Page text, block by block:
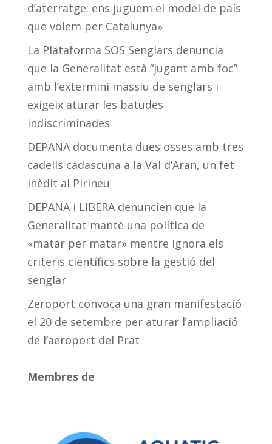
d’aterratge; ens juguem el model de país
que volem per Catalunya»
La Plataforma SOS Senglars denuncia
que la Generalitat està “jugant amb foc”
amb l’extermini massiu de senglars i
exigeix aturar les batudes
indiscriminades
DEPANA documenta dues osses amb tres
cadells cadascuna a la Val d’Aran, un fet
inèdit al Pirineu
DEPANA i LIBERA denuncien que la
Generalitat manté una política de
«matar per matar» mentre ignora els
criteris científics sobre la gestió del
senglar
Zeroport convoca una gran manifestació
el 20 de setembre per aturar l’ampliació
de l’aeroport del Prat
Membres de